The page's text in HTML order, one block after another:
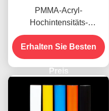
PMMA-Acryl-
Hochintensitäts-
reflektierendes Vinyl für
Straßenschilder
Erhalten Sie Besten
Preis